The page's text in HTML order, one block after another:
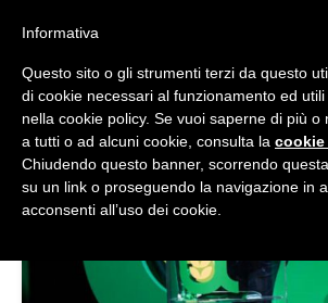
Informativa
Questo sito o gli strumenti terzi da questo
di cookie necessari al funzionamento ed
nella cookie policy. Se vuoi saperne di più o
a tutti o ad alcuni cookie, consulta la
Chiudendo questo banner, scorrendo
su un link o proseguendo la navigazione in
acconsenti all’uso dei cookie.